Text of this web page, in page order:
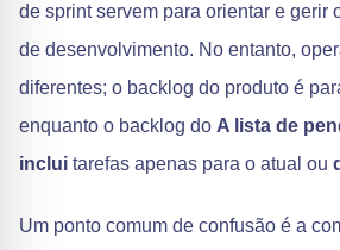
de sprint servem para orientar e gerir
de desenvolvimento. No entanto,
diferentes; o backlog do produto é
enquanto o backlog do A lista de
inclui tarefas apenas para o atual ou
Um ponto comum de confusão é a